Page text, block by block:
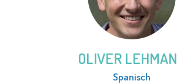
OLIVER
Spanisch